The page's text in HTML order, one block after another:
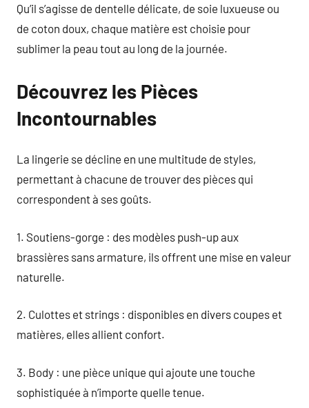
Qu’il s’agisse de dentelle délicate, de soie luxueuse ou
de coton doux, chaque matière est choisie pour
sublimer la peau tout au long de la journée.
Découvrez les Pièces
Incontournables
La lingerie se décline en une multitude de styles,
permettant à chacune de trouver des pièces qui
correspondent à ses goûts.
1. Soutiens-gorge : des modèles push-up aux
brassières sans armature, ils offrent une mise en valeur
naturelle.
2. Culottes et strings : disponibles en divers coupes et
matières, elles allient confort.
3. Body : une pièce unique qui ajoute une touche
sophistiquée à n’importe quelle tenue.